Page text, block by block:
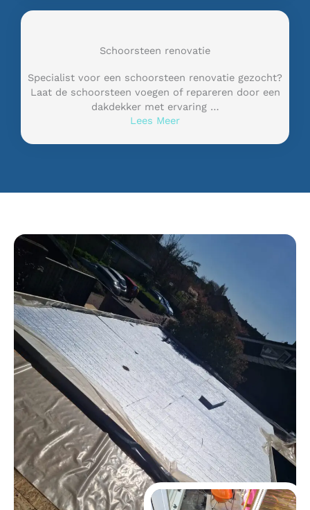
Schoorsteen renovatie
Specialist voor een schoorsteen renovatie gezocht?
Laat de schoorsteen voegen of repareren door een
dakdekker met ervaring …
Lees Meer